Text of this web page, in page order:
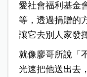
愛社會福利基金
等，透過捐贈的
讓它去別人家發
就像廖哥所說「
光速把他送出去